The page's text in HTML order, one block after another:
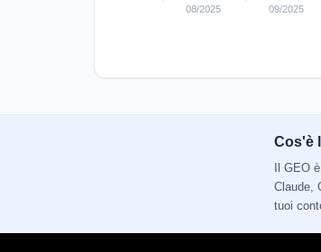
Cos'è
Il GEO
Claude,
tuoi